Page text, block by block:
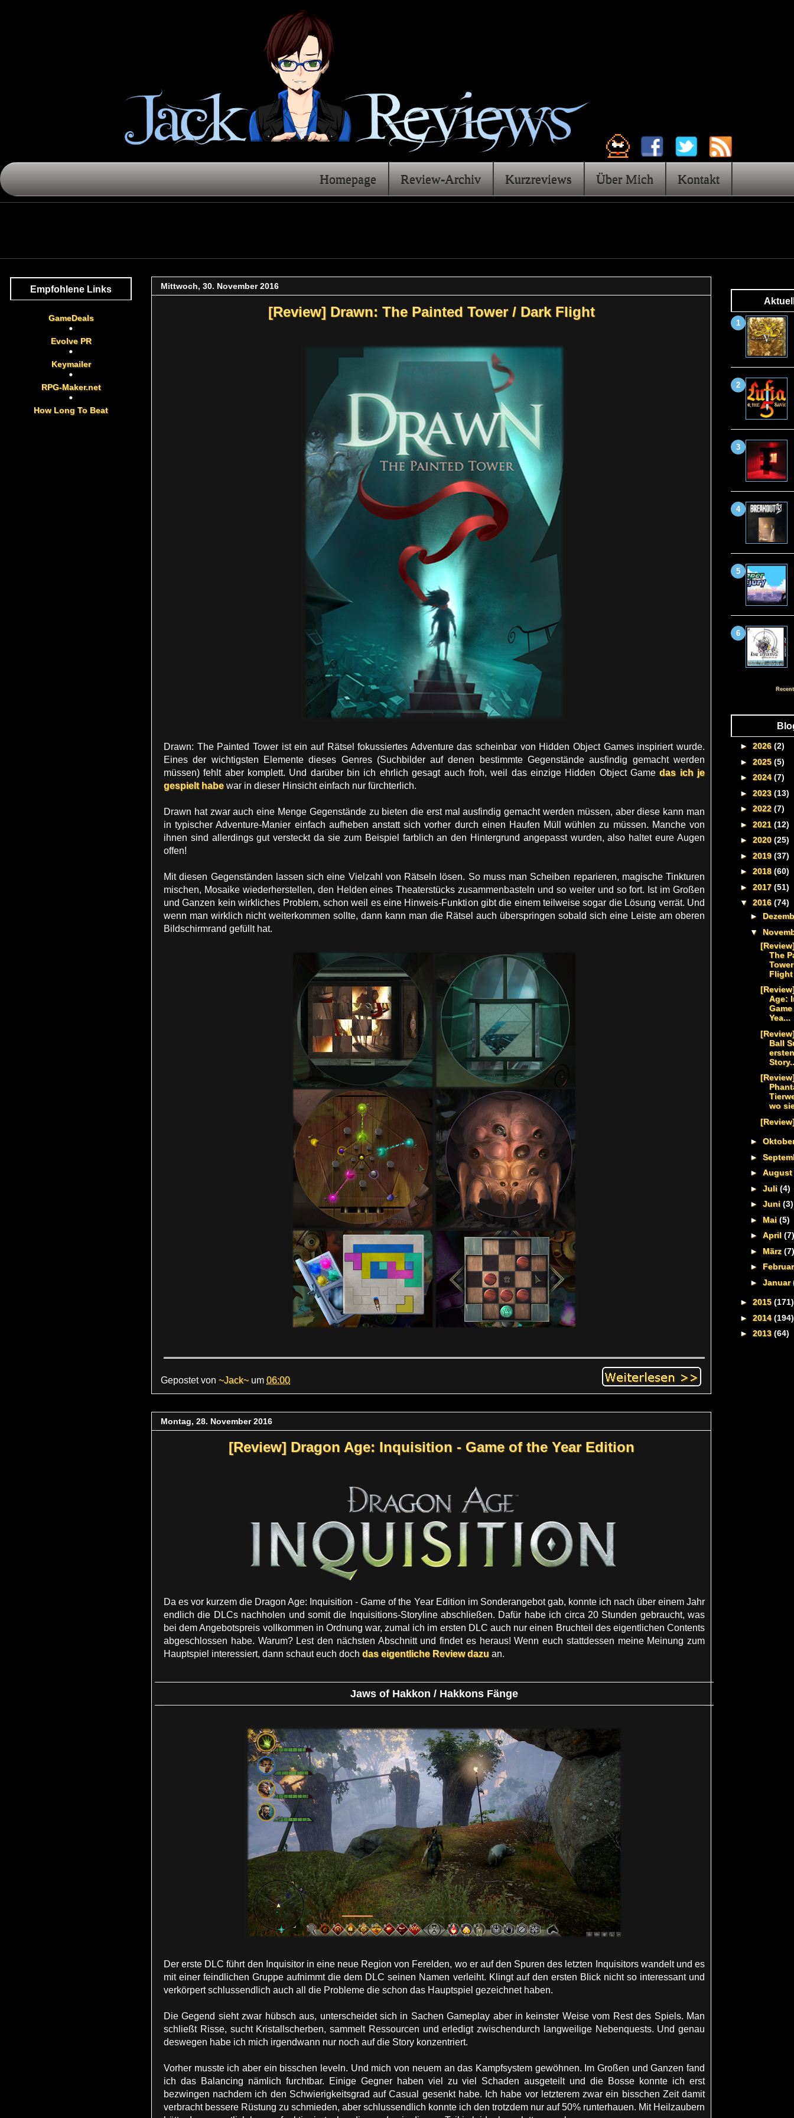
Homepage Review-Archiv Kurzreviews Über Mich Kontakt
Mittwoch, 30. November 2016
[Review] Drawn: The Painted Tower / Dark Flight
Drawn: The Painted Tower ist ein auf Rätsel fokussiertes Adventure das scheinbar von Hidden Object Games inspiriert wurde.
Eines der wichtigsten Elemente dieses Genres (Suchbilder auf denen bestimmte Gegenstände ausfindig gemacht werden
müssen) fehlt aber komplett. Und darüber bin ich ehrlich gesagt auch froh, weil das einzige Hidden Object Gamedas ich je
gespielt habewar in dieser Hinsicht einfach nur fürchterlich.
Drawn hat zwar auch eine Menge Gegenstände zu bieten die erst mal ausfindig gemacht werden müssen, aber diese kann man
in typischer Adventure-Manier einfach aufheben anstatt sich vorher durch einen Haufen Müll wühlen zu müssen. Manche von
ihnen sind allerdings gut versteckt da sie zum Beispiel farblich an den Hintergrund angepasst wurden, also haltet eure Augen
offen!
Mit diesen Gegenständen lassen sich eine Vielzahl von Rätseln lösen. So muss man Scheiben reparieren, magische Tinkturen
mischen, Mosaike wiederherstellen, den Helden eines Theaterstücks zusammenbasteln und so weiter und so fort. Ist im Großen
und Ganzen kein wirkliches Problem, schon weil es eine Hinweis-Funktion gibt die einem teilweise sogar die Lösung verrät. Und
wenn man wirklich nicht weiterkommen sollte, dann kann man die Rätsel auch überspringen sobald sich eine Leiste am oberen
Bildschirmrand gefüllt hat.
Gepostet von ~Jack~ um 06:00
Montag, 28. November 2016
[Review] Dragon Age: Inquisition - Game of the Year Edition
Da es vor kurzem die Dragon Age: Inquisition - Game of the Year Edition im Sonderangebot gab, konnte ich nach über einem Jahr
endlich die DLCs nachholen und somit die Inquisitions-Storyline abschließen. Dafür habe ich circa 20 Stunden gebraucht, was
bei dem Angebotspreis vollkommen in Ordnung war, zumal ich im ersten DLC auch nur einen Bruchteil des eigentlichen Contents
abgeschlossen habe. Warum? Lest den nächsten Abschnitt und findet es heraus! Wenn euch stattdessen meine Meinung zum
Hauptspiel interessiert, dann schaut euch doch das eigentliche Review dazu an.
Jaws of Hakkon / Hakkons Fänge
Der erste DLC führt den Inquisitor in eine neue Region von Ferelden, wo er auf den Spuren des letzten Inquisitors wandelt und es
mit einer feindlichen Gruppe aufnimmt die dem DLC seinen Namen verleiht. Klingt auf den ersten Blick nicht so interessant und
verkörpert schlussendlich auch all die Probleme die schon das Hauptspiel gezeichnet haben.
Die Gegend sieht zwar hübsch aus, unterscheidet sich in Sachen Gameplay aber in keinster Weise vom Rest des Spiels. Man
schließt Risse, sucht Kristallscherben, sammelt Ressourcen und erledigt zwischendurch langweilige Nebenquests. Und genau
deswegen habe ich mich irgendwann nur noch auf die Story konzentriert.
Vorher musste ich aber ein bisschen leveln. Und mich von neuem an das Kampfsystem gewöhnen. Im Großen und Ganzen fand
ich das Balancing nämlich furchtbar. Einige Gegner haben viel zu viel Schaden ausgeteilt und die Bosse konnte ich erst
bezwingen nachdem ich den Schwierigkeitsgrad auf Casual gesenkt habe. Ich habe vor letzterem zwar ein bisschen Zeit damit
verbracht bessere Rüstung zu schmieden, aber schlussendlich konnte ich den trotzdem nur auf 50% runterhauen. Mit Heilzaubern
Empfohlene Links
GameDeals
Evolve PR
Keymailer
RPG-Maker.net
How Long To Beat
► 2026(2)
► 2025(5)
► 2024(7)
► 2023(13)
► 2022 (7)
► 2021 (12)
► 2020(25)
► 2019(37)
► 2018(60)
► 2017(51)
▼ 2016(74)
►
▼
The
Flight
Age:
Yea...
Ball
wo
►
►
► August
► Juli (4)
► Juni (3)
► Mai (5)
► April (7)
► März(7)
►
► Januar
► 2015(171)
► 2014(194)
► 2013(64)